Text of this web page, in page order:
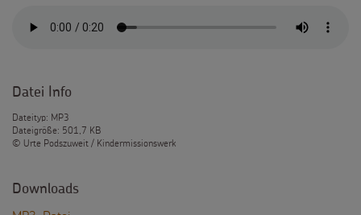
Datei Info
Dateityp: MP3
Dateigröße: 501,7 KB
© Urte Podszuweit / Kindermissionswerk
Downloads